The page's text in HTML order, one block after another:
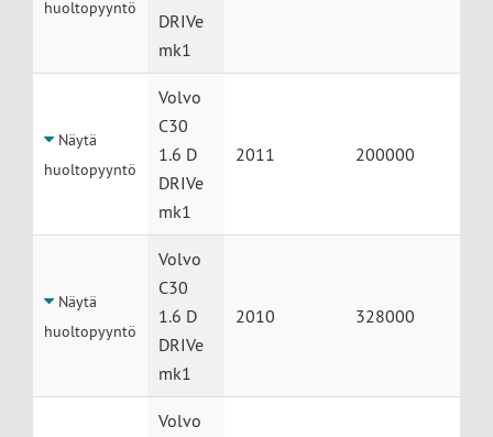
huoltopyyntö
DRIVe
mk1
Näytä
huoltopyyntö
Volvo
C30
1.6 D
DRIVe
mk1
2011 200000
Näytä
huoltopyyntö
Volvo
C30
1.6 D
DRIVe
mk1
2010 328000
Volvo